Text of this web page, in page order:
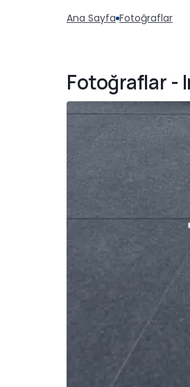
Ana Sayfa Fotoğraflar
Fotoğraflar -